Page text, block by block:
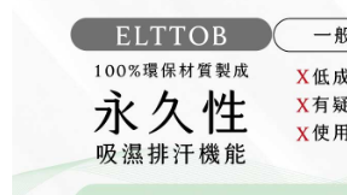
2. Berdasarkan tujuan kontrak persetujuan
"Pembayaran Ansuran Gogo", kedai akan
anda (termasuk nama, telefon atau alamat)
pengumpulan, pemprosesan dan penggunaan,
semakan dan pembetulan data yang diperlukan
Taiwan Mobile.
3. Sila baca syarat perkhidmatan pengguna
pautan berikut: https://oppay.tw/userRule